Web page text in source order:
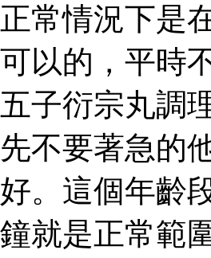
正常情況下是
可以的，平時
五子衍宗丸調
先不要著急的
好。這個年齡
鐘就是正常範